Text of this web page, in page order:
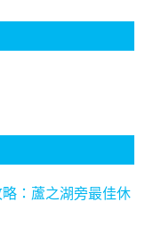
：蘆之湖旁最佳休